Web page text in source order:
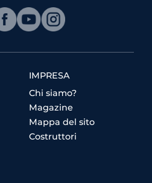
IMPRESA
Chi siamo?
Magazine
Mappa del sito
Costruttori